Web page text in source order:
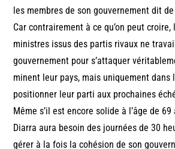
les membres de son gouvernement dit
Car contrairement à ce qu’on peut
ministres issus des partis rivaux ne
gouvernement pour s’attaquer
minent leur pays, mais uniquement dans
positionner leur parti aux prochaines
Même s’il est encore solide à l’âge de 69
Diarra aura besoin des journées de 30
gérer à la fois la cohésion de son